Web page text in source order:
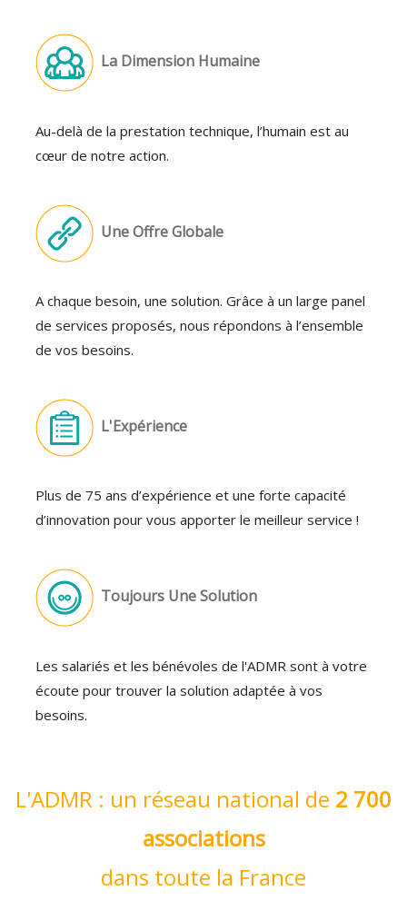
La Dimension Humaine
Au-delà de la prestation technique, l’humain est au
cœur de notre action.
Une Offre Globale
A chaque besoin, une solution. Grâce à un large panel
de services proposés, nous répondons à l’ensemble
de vos besoins.
L'Expérience
Plus de 75 ans d’expérience et une forte capacité
d’innovation pour vous apporter le meilleur service !
Toujours Une Solution
Les salariés et les bénévoles de l'ADMR sont à votre
écoute pour trouver la solution adaptée à vos
besoins.
L'ADMR : un réseau national de 2 700
associations
dans toute la France